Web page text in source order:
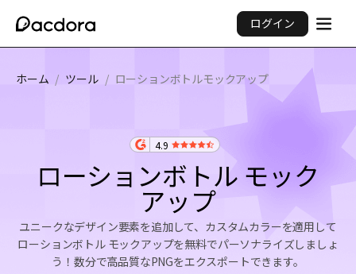
ログイン
ホーム / ツール / ローションボトルモックアップ
4.9
ローションボトル モック
アップ
ユニークなデザイン要素を追加して、カスタムカラーを適用して
ローションボトル モックアップを無料でパーソナライズしましょ
う！数分で高品質なPNGをエクスポートできます。